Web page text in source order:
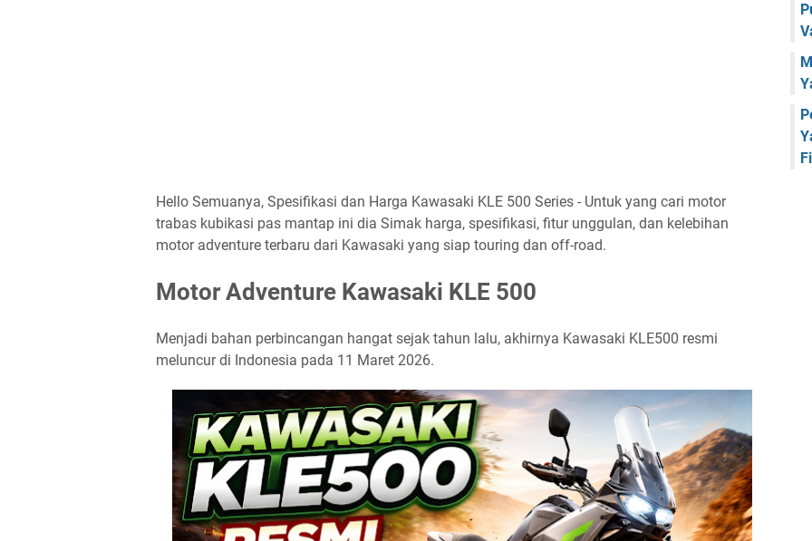
Hello Semuanya, Spesifikasi dan Harga Kawasaki KLE 500 Series - Untuk yang cari motor
trabas kubikasi pas mantap ini dia Simak harga, spesifikasi, fitur unggulan, dan kelebihan
motor adventure terbaru dari Kawasaki yang siap touring dan off-road.
Motor Adventure Kawasaki KLE 500
Menjadi bahan perbincangan hangat sejak tahun lalu, akhirnya Kawasaki KLE500 resmi
meluncur di Indonesia pada 11 Maret 2026.